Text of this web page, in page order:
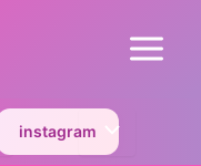
Main
de Menu
instagramPermutateur